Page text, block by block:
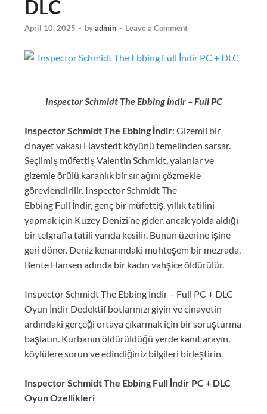
DLC
April 10, 2025 - byadmin - Leave a Comment
Inspector Schmidt The Ebbing İndir – Full PC
Inspector Schmidt The Ebbing İndir: Gizemli bir
cinayet vakası Havstedt köyünü temelinden sarsar.
Seçilmiş müfettiş Valentin Schmidt, yalanlar ve
gizemle örülü karanlık bir sır ağını çözmekle
görevlendirilir. Inspector Schmidt The
Ebbing Full İndir, genç bir müfettiş, yıllık tatilini
yapmak için Kuzey Denizi’ne gider, ancak yolda aldığı
bir telgrafla tatili yarıda kesilir. Bunun üzerine işine
geri döner. Deniz kenarındaki muhteşem bir mezrada,
Bente Hansen adında bir kadın vahşice öldürülür.
Inspector Schmidt The Ebbing İndir – Full PC + DLC
Oyun İndir Dedektif botlarınızı giyin ve cinayetin
ardındaki gerçeği ortaya çıkarmak için bir soruşturma
başlatın. Kurbanın öldürüldüğü yerde kanıt arayın,
köylülere sorun ve edindiğiniz bilgileri birleştirin.
Inspector Schmidt The Ebbing Full İndir PC + DLC
Oyun Özellikleri